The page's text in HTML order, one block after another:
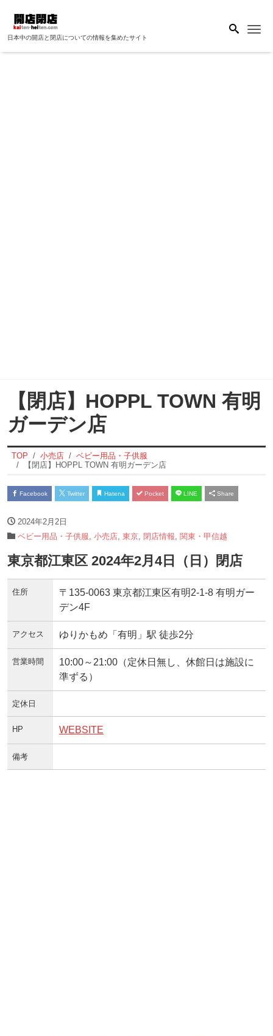
日本中の開店と閉店についての情報を集めたサイト
【閉店】HOPPL TOWN 有明
ガーデン店
TOP 小売店
ベビー用品・子供服
【閉店】HOPPL TOWN 有明ガーデン店
Facebook Twitter Hatena Pocket LINE Share
2024年2月2日
ベビー用品・子供服 小売店 東京 閉店情報 関東・甲信越
東京都江東区 2024年2月4日（日）閉店
住所
〒135-0063 東京都江東区有明2-1-8 有明ガー
デン4F
アクセス ゆりかもめ「有明」駅 徒歩2分
営業時間
10:00～21:00（定休日無し、休館日は施設に
準ずる）
定休日
HP WEBSITE
備考